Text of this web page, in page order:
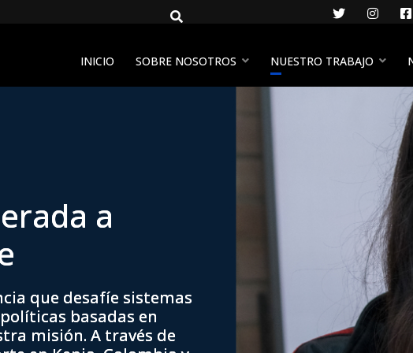
Twitter
INICIO SOBRE NOSOTROS NUESTRO TRABAJO
a
que desafíe sistemas
basadas en
misión. A través de